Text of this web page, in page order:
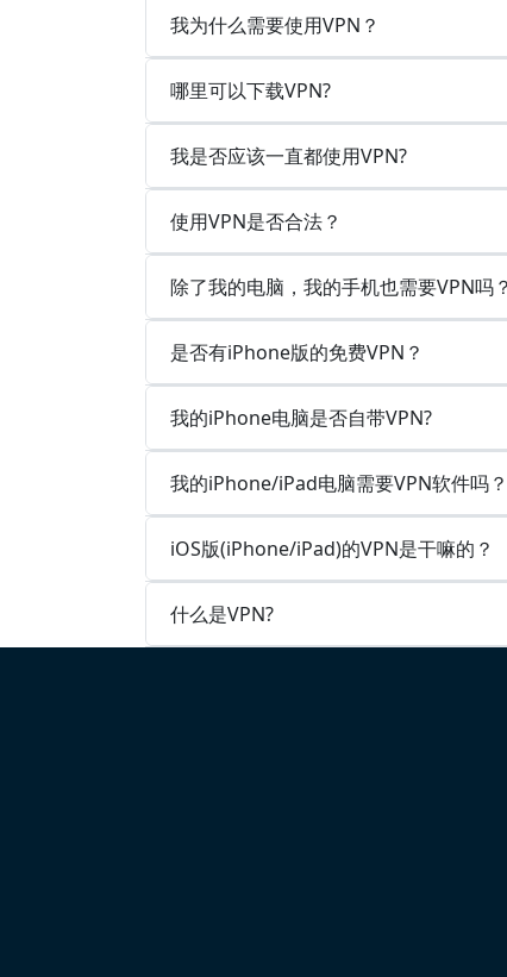
我为什么需要使用VPN？
哪里可以下载VPN?
我是否应该一直都使用VPN?
使用VPN是否合法？
除了我的电脑，我的手机也需要VPN吗？
是否有iPhone版的免费VPN？
我的iPhone电脑是否自带VPN?
我的iPhone/iPad电脑需要VPN软件吗？
iOS版(iPhone/iPad)的VPN是干嘛的？
什么是VPN?